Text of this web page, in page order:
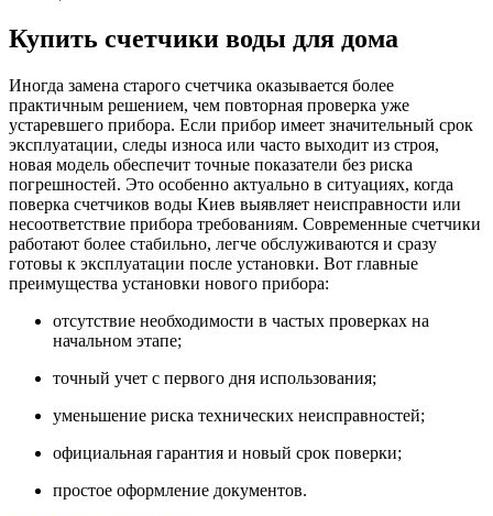
Купить счетчики воды для дома
Иногда замена старого счетчика оказывается более
практичным решением, чем повторная проверка уже
устаревшего прибора. Если прибор имеет значительный срок
эксплуатации, следы износа или часто выходит из строя,
новая модель обеспечит точные показатели без риска
погрешностей. Это особенно актуально в ситуациях, когда
поверка счетчиков воды Киев выявляет неисправности или
несоответствие прибора требованиям. Современные счетчики
работают более стабильно, легче обслуживаются и сразу
готовы к эксплуатации после установки. Вот главные
преимущества установки нового прибора:
отсутствие необходимости в частых проверках на
начальном этапе;
точный учет с первого дня использования;
уменьшение риска технических неисправностей;
официальная гарантия и новый срок поверки;
простое оформление документов.